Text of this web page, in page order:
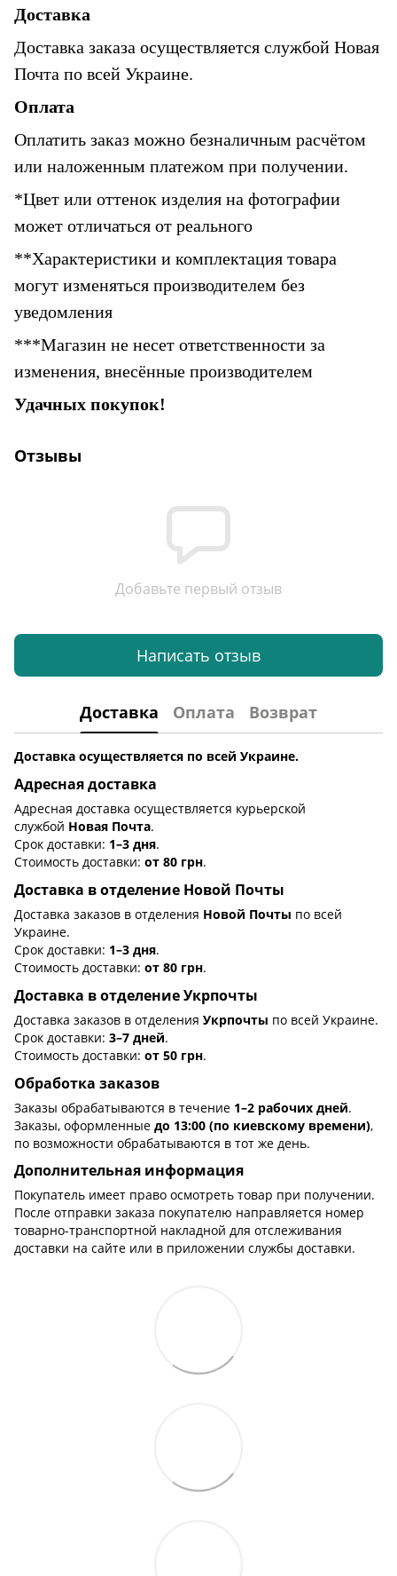
Доставка
Доставка заказа осуществляется службой Новая
Почта по всей Украине.
Оплата
Оплатить заказ можно безналичным расчётом
или наложенным платежом при получении.
*Цвет или оттенок изделия на фотографии
может отличаться от реального
**Характеристики и комплектация товара
могут изменяться производителем без
уведомления
***Магазин не несет ответственности за
изменения, внесённые производителем
Удачных покупок!
Отзывы
Добавьте первый отзыв
Написать отзыв
Доставка Оплата Возврат
Доставка осуществляется по всей Украине.
Адресная доставка
Адресная доставка осуществляется курьерской
службой Новая Почта.
Срок доставки: 1–3 дня.
Стоимость доставки: от 80 грн.
Доставка в отделение Новой Почты
Доставка заказов в отделения Новой Почты по всей
Украине.
Срок доставки: 1–3 дня.
Стоимость доставки: от 80 грн.
Доставка в отделение Укрпочты
Доставка заказов в отделения Укрпочты по всей Украине.
Срок доставки: 3–7 дней.
Стоимость доставки: от 50 грн.
Обработка заказов
Заказы обрабатываются в течение 1–2 рабочих дней.
Заказы, оформленные до 13:00 (по киевскому времени),
по возможности обрабатываются в тот же день.
Дополнительная информация
Покупатель имеет право осмотреть товар при получении.
После отправки заказа покупателю направляется номер
товарно-транспортной накладной для отслеживания
доставки на сайте или в приложении службы доставки.